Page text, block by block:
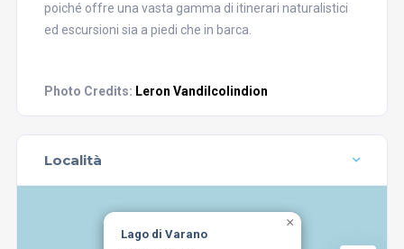
poiché offre una vasta gamma di itinerari naturalistici
ed escursioni sia a piedi che in barca.
Photo Credits: Leron Vandilcolindion
Località
Lago di Varano
×